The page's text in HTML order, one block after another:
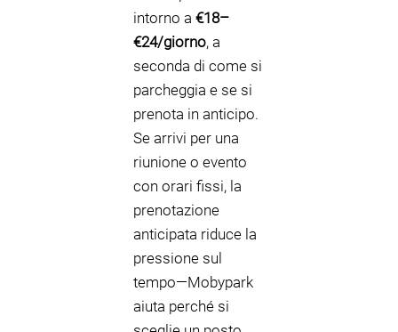
intorno a €18–
€24/giorno, a
seconda di come si
parcheggia e se si
prenota in anticipo.
Se arrivi per una
riunione o evento
con orari fissi, la
prenotazione
anticipata riduce la
pressione sul
tempo—Mobypark
aiuta perché si